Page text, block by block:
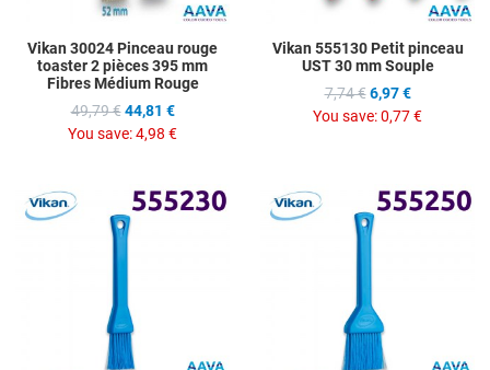
Vikan 30024 Pinceau rouge
toaster 2 pièces 395 mm
Fibres Médium Rouge
49,79 € 44,81 €
You save:4,98 €
Vikan 555130 Petit pinceau
UST 30 mm Souple
7,74 € 6,97 €
You save:0,77 €
Add to Wishlist